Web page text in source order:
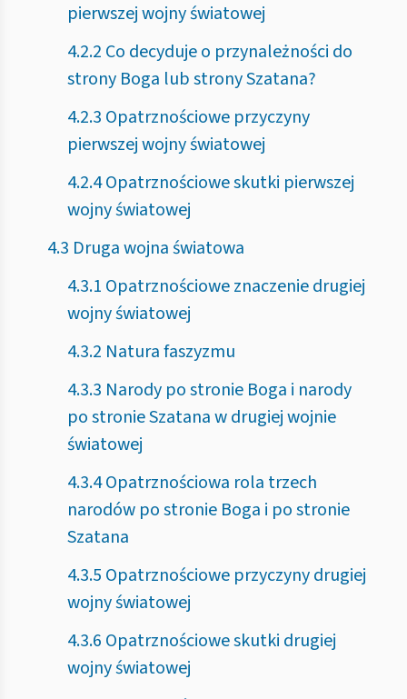
pierwszej wojny światowej
4.2.2 Co decyduje o przynależności do
strony Boga lub strony Szatana?
4.2.3 Opatrznościowe przyczyny
pierwszej wojny światowej
4.2.4 Opatrznościowe skutki pierwszej
wojny światowej
4.3 Druga wojna światowa
4.3.1 Opatrznościowe znaczenie drugiej
wojny światowej
4.3.2 Natura faszyzmu
4.3.3 Narody po stronie Boga i narody
po stronie Szatana w drugiej wojnie
światowej
4.3.4 Opatrznościowa rola trzech
narodów po stronie Boga i po stronie
Szatana
4.3.5 Opatrznościowe przyczyny drugiej
wojny światowej
4.3.6 Opatrznościowe skutki drugiej
wojny światowej